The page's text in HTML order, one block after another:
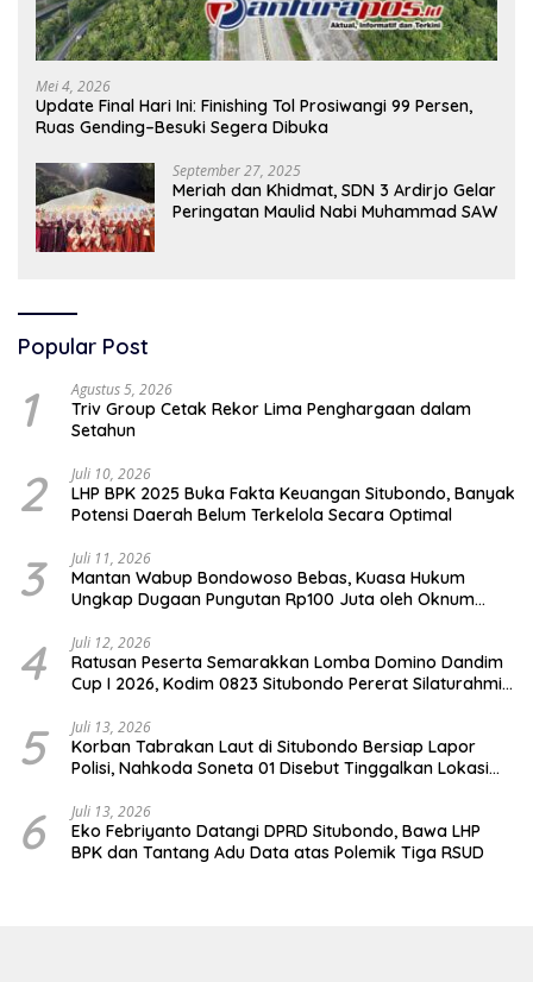
Mei 4, 2026
Update Final Hari Ini: Finishing Tol Prosiwangi 99 Persen,
Ruas Gending–Besuki Segera Dibuka
September 27, 2025
Meriah dan Khidmat, SDN 3 Ardirjo Gelar
Peringatan Maulid Nabi Muhammad SAW
Popular Post
1 Agustus 5, 2026
Triv Group Cetak Rekor Lima Penghargaan dalam
Setahun
2 Juli 10, 2026
LHP BPK 2025 Buka Fakta Keuangan Situbondo, Banyak
Potensi Daerah Belum Terkelola Secara Optimal
3 Juli 11, 2026
Mantan Wabup Bondowoso Bebas, Kuasa Hukum
Ungkap Dugaan Pungutan Rp100 Juta oleh Oknum
4 Juli 12, 2026
Ratusan Peserta Semarakkan Lomba Domino Dandim
Cup I 2026, Kodim 0823 Situbondo Pererat Silaturahmi
5 Juli 13, 2026
Korban Tabrakan Laut di Situbondo Bersiap Lapor
Polisi, Nahkoda Soneta 01 Disebut Tinggalkan Lokasi
6 Juli 13, 2026
Eko Febriyanto Datangi DPRD Situbondo, Bawa LHP
BPK dan Tantang Adu Data atas Polemik Tiga RSUD